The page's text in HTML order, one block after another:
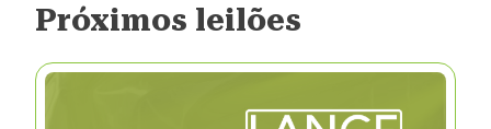
Próximos leilões